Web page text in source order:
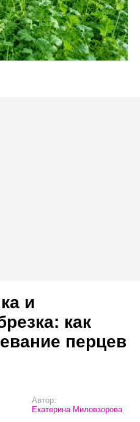
и
как
перцев
Автор:
Екатерина Миловзорова